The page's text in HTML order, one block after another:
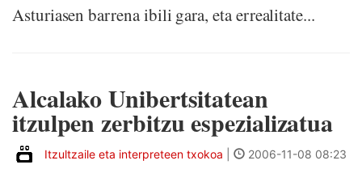
Asturiasen barrena ibili gara, eta errealitate...
Alcalako Unibertsitatean
itzulpen zerbitzu espezializatua
Itzultzaile eta interpreteen txokoa 2006-11-08 08:23